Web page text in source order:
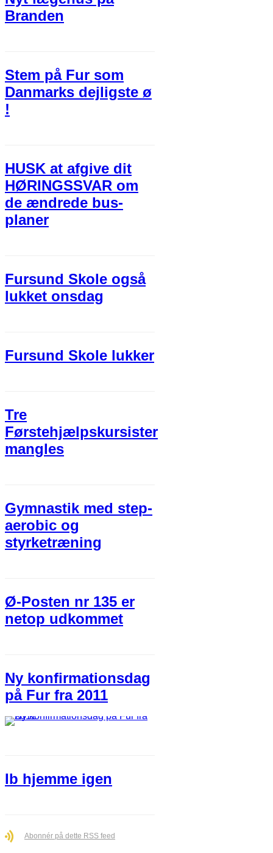
Branden
Stem på Fur som
Danmarks dejligste ø
!
HUSK at afgive dit
HØRINGSSVAR om
de ændrede bus-
planer
Fursund Skole også
lukket onsdag
Fursund Skole lukker
Tre
Førstehjælpskursister
mangles
Gymnastik med step-
aerobic og
styrketræning
Ø-Posten nr 135 er
netop udkommet
Ny konfirmationsdag
på Fur fra 2011
Ib hjemme igen
Abonnér på dette RSS feed